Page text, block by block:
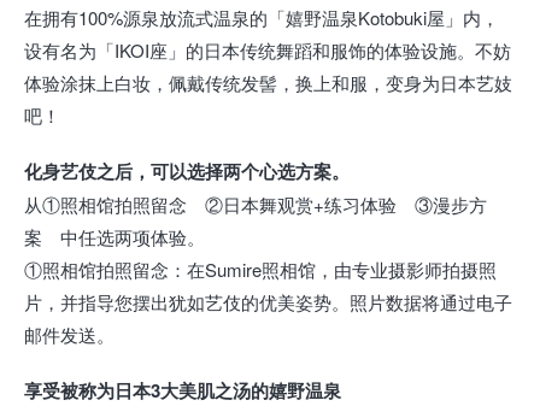
在拥有100%源泉放流式温泉的「嬉野温泉Kotobuki屋」内，
设有名为「IKOI座」的日本传统舞蹈和服饰的体验设施。不妨
体验涂抹上白妆，佩戴传统发髻，换上和服，变身为日本艺妓
吧！
化身艺伎之后，可以选择两个心选方案。
从①照相馆拍照留念 ②日本舞观赏+练习体验 ③漫步方
案 中任选两项体验。
①照相馆拍照留念：在Sumire照相馆，由专业摄影师拍摄照
片，并指导您摆出犹如艺伎的优美姿势。照片数据将通过电子
邮件发送。
享受被称为日本3大美肌之汤的嬉野温泉